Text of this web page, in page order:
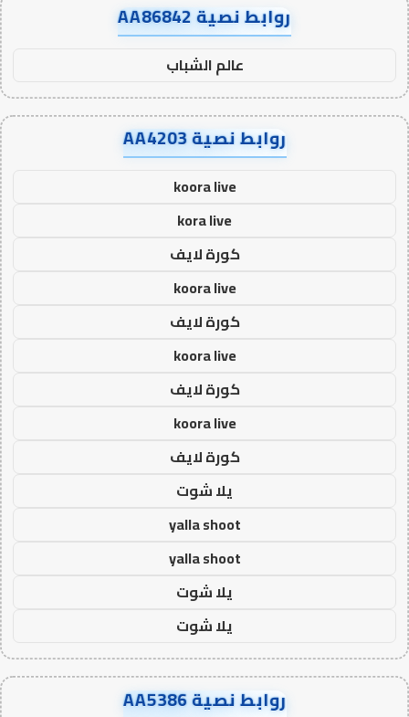
روابط نصية AA86842
عالم الشباب
روابط نصية AA4203
koora live
kora live
كورة لايف
koora live
كورة لايف
koora live
كورة لايف
koora live
كورة لايف
يلا شوت
yalla shoot
yalla shoot
يلا شوت
يلا شوت
روابط نصية AA5386